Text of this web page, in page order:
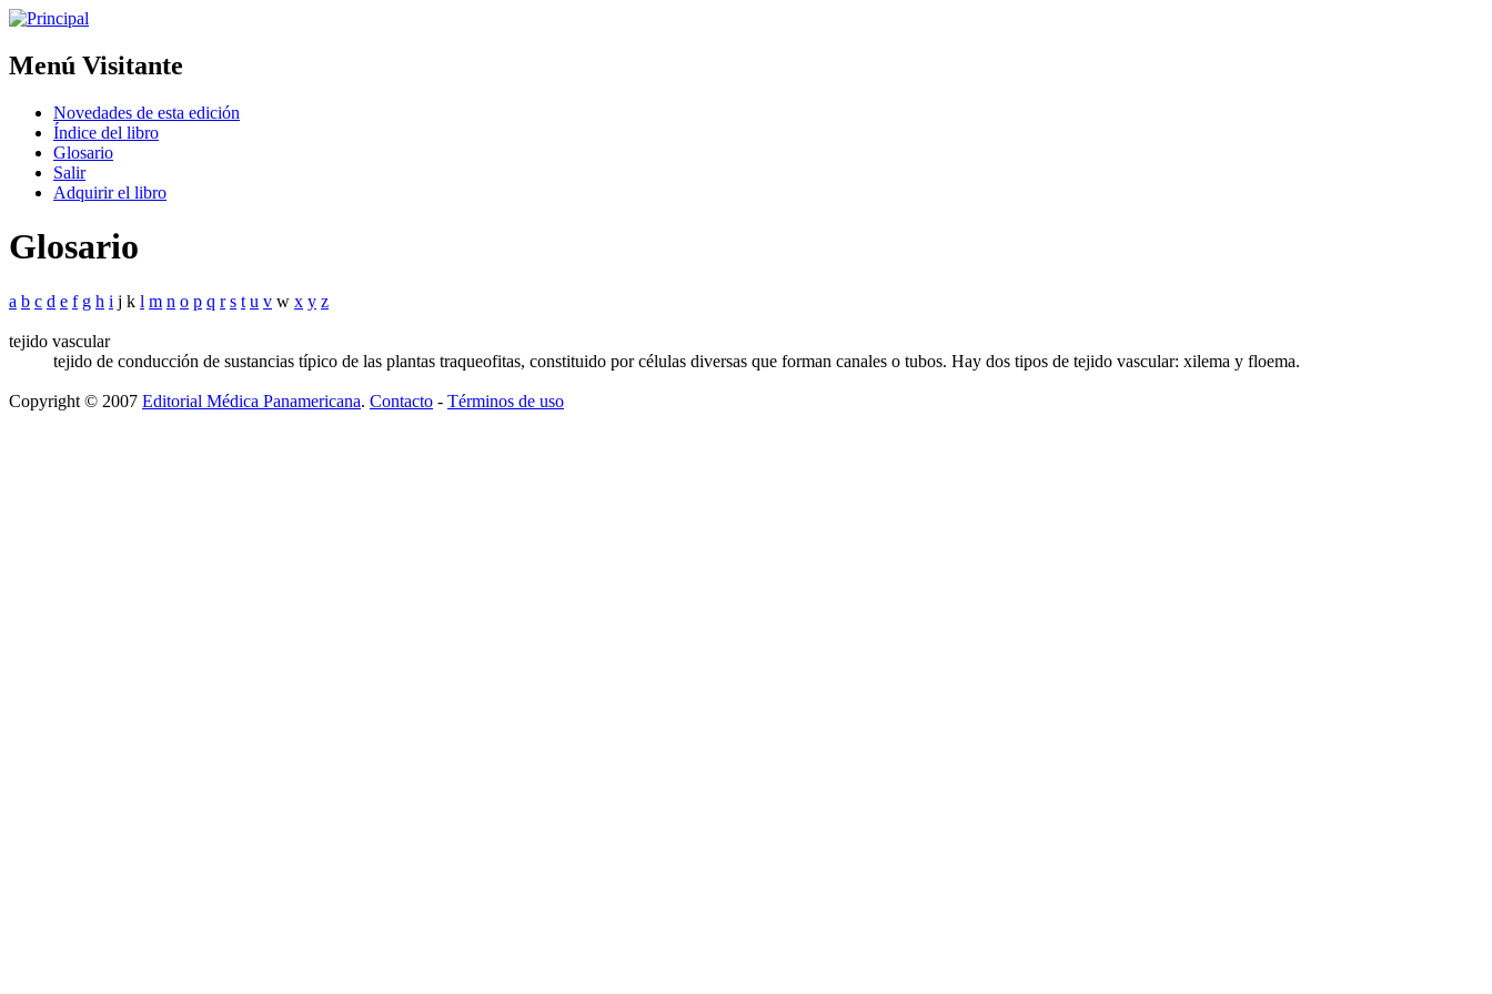
Menú Visitante
Novedades de esta edición
Índice del libro
Glosario
Salir
Adquirir el libro
Glosario
a b c d e f g h i j k l m n o p q r s t u v w x y z
tejido vascular
tejido de conducción de sustancias típico de las plantas traqueofitas, constituido por células diversas que forman canales o tubos. Hay dos tipos de tejido vascular: xilema y floema.
Copyright © 2007 Editorial Médica Panamericana. Contacto - Términos de uso